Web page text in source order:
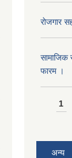
रोजगार
सामाजिक
फारम ।
1
अन्य